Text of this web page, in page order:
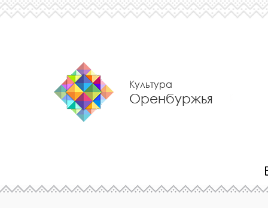
Культура
Оренбуржья